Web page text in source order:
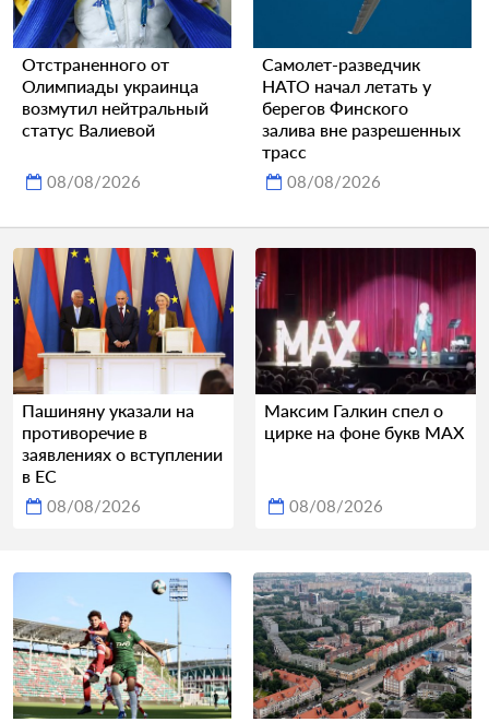
Отстраненного от
Олимпиады украинца
возмутил нейтральный
статус Валиевой
08/08/2026
Самолет-разведчик
НАТО начал летать у
берегов Финского
залива вне разрешенных
трасс
08/08/2026
Пашиняну указали на
противоречие в
заявлениях о вступлении
в ЕС
08/08/2026
Максим Галкин спел о
цирке на фоне букв MAX
08/08/2026